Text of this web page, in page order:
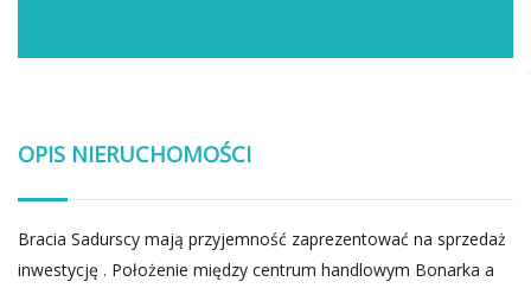
OPIS NIERUCHOMOŚCI
Bracia Sadurscy mają przyjemność zaprezentować na sprzedaż
inwestycję . Położenie między centrum handlowym Bonarka a